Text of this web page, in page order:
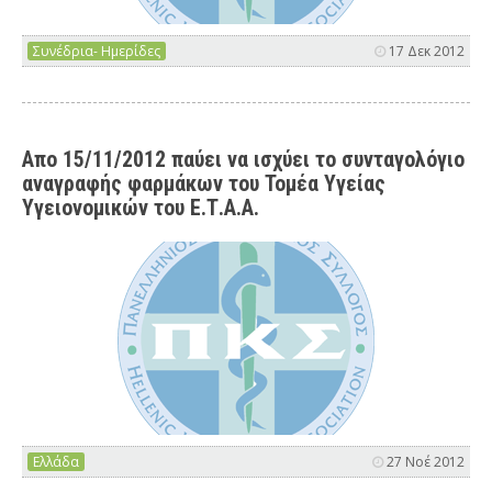
Συνέδρια- Ημερίδες 17 Δεκ 2012
Απο 15/11/2012 παύει να ισχύει το συνταγολόγιο
αναγραφής φαρμάκων του Τομέα Υγείας
Υγειονομικών του Ε.Τ.Α.Α.
Ελλάδα 27 Νοέ 2012